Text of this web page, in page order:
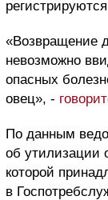
«Возвращение
невозможно
опасных
овец», -
По данным
об утилизации
которой
в